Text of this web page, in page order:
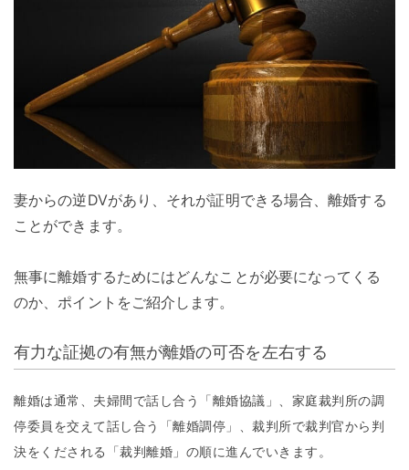
妻からの逆DVがあり、それが証明できる場合、離婚する
ことができます。
無事に離婚するためにはどんなことが必要になってくる
のか、ポイントをご紹介します。
有力な証拠の有無が離婚の可否を左右する
離婚は通常、夫婦間で話し合う「離婚協議」、家庭裁判所の調
停委員を交えて話し合う「離婚調停」、裁判所で裁判官から判
決をくだされる「裁判離婚」の順に進んでいきます。